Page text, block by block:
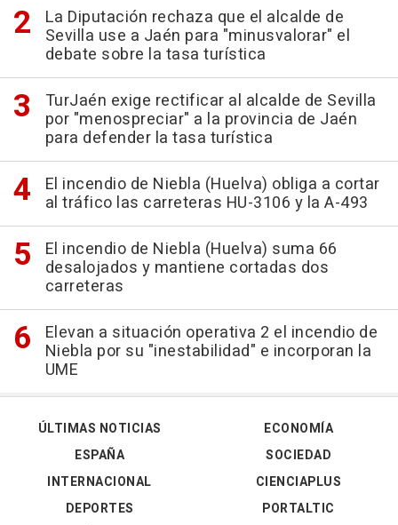
La Diputación rechaza que el alcalde de
Sevilla use a Jaén para "minusvalorar" el
debate sobre la tasa turística
TurJaén exige rectificar al alcalde de Sevilla
por "menospreciar" a la provincia de Jaén
para defender la tasa turística
El incendio de Niebla (Huelva) obliga a cortar
al tráfico las carreteras HU-3106 y la A-493
El incendio de Niebla (Huelva) suma 66
desalojados y mantiene cortadas dos
carreteras
Elevan a situación operativa 2 el incendio de
Niebla por su "inestabilidad" e incorporan la
UME
ÚLTIMAS NOTICIAS
ESPAÑA
INTERNACIONAL
DEPORTES
ECONOMÍA
SOCIEDAD
CIENCIAPLUS
PORTALTIC